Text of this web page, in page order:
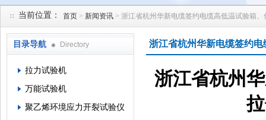
当前位置： 首页 > 新闻资讯 > 浙江省杭州华新电缆签约电缆高低温试验箱
目录导航 Directory
拉力试验机
万能试验机
聚乙烯环境应力开裂试验仪
浙江省杭州华新电缆签约
浙江省杭州